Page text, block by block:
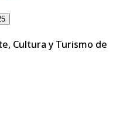
Cultura y Turismo de